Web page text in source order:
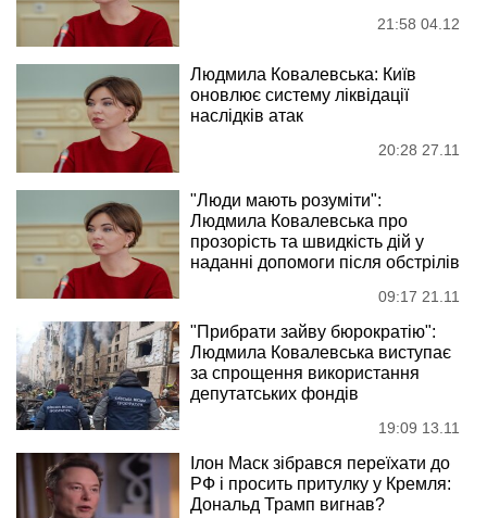
21:58 04.12
Людмила Ковалевська: Київ
оновлює систему ліквідації
наслідків атак
20:28 27.11
"Люди мають розуміти":
Людмила Ковалевська про
прозорість та швидкість дій у
наданні допомоги після обстрілів
09:17 21.11
"Прибрати зайву бюрократію":
Людмила Ковалевська виступає
за спрощення використання
депутатських фондів
19:09 13.11
Ілон Маск зібрався переїхати до
РФ і просить притулку у Кремля:
Дональд Трамп вигнав?